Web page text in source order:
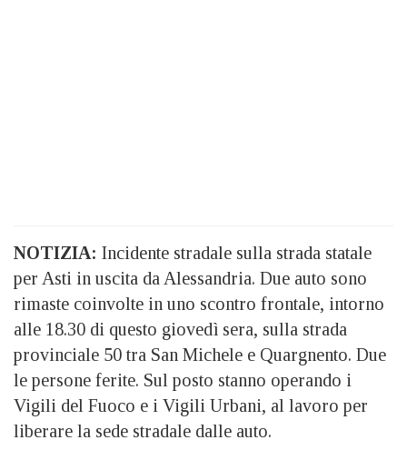
NOTIZIA: Incidente stradale sulla strada statale
per Asti in uscita da Alessandria. Due auto sono
rimaste coinvolte in uno scontro frontale, intorno
alle 18.30 di questo giovedì sera, sulla strada
provinciale 50 tra San Michele e Quargnento. Due
le persone ferite. Sul posto stanno operando i
Vigili del Fuoco e i Vigili Urbani, al lavoro per
liberare la sede stradale dalle auto.